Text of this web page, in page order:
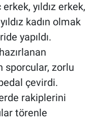
yıldız erkek,
kadın olmak
yapıldı.
sporcular, zorlu
çevirdi.
rakiplerini
törenle